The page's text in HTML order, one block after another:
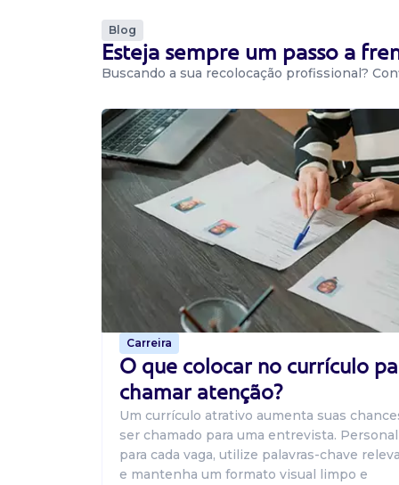
Vaga De Representante
O.v.d Importadora e Dist Ltda
Presencial
Novo Hamburgo / RS
Estamos em busca de profissionais talentosos
do nosso time de sucesso! Se você tem
vendas, é apaixonado por resultados e deseja
marcas l...
Blog
Esteja sempre um passo a
Buscando a sua recolocação profissional?
Carreira
O que colocar no currículo
chamar atenção?
Um currículo atrativo aumenta suas
ser chamado para uma entrevista.
para cada vaga, utilize palavras-chave
e mantenha um formato visual limpo e